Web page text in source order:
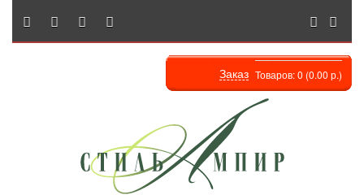
Заказ Товаров: 0 (0.00 р.)